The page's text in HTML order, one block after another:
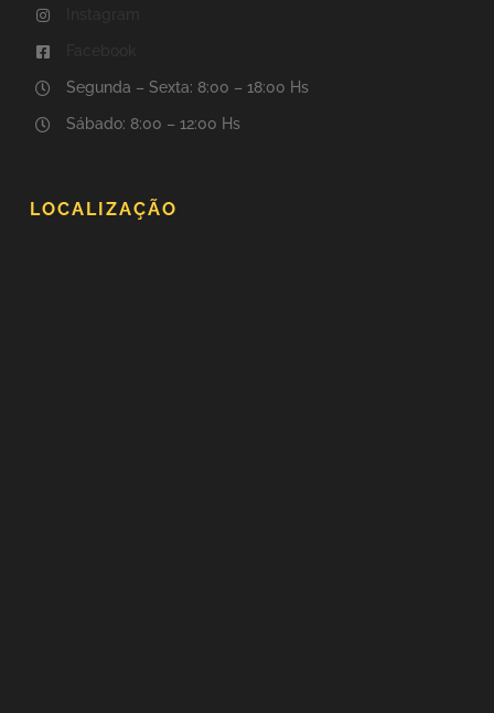
Segunda – Sexta: 8:00 – 18:00 Hs
Sábado: 8:00 – 12:00 Hs
LOCALIZAÇÃO